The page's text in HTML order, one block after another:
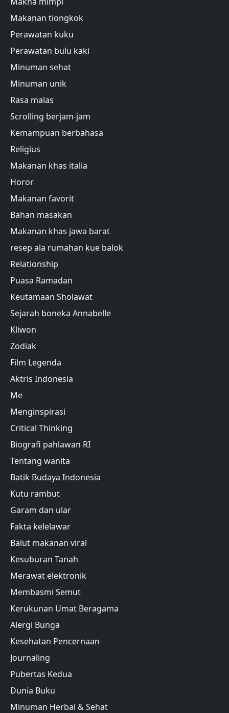
Makanan tiongkok
Perawatan kuku
Perawatan bulu kaki
Minuman sehat
Minuman unik
Rasa malas
Scrolling berjam-jam
Kemampuan berbahasa
Religius
Makanan khas italia
Horor
Makanan favorit
Bahan masakan
Makanan khas jawa barat
resep ala rumahan kue balok
Relationship
Puasa Ramadan
Keutamaan Sholawat
Sejarah boneka Annabelle
Kliwon
Zodiak
Film Legenda
Aktris Indonesia
Me
Menginspirasi
Critical Thinking
Biografi pahlawan RI
Tentang wanita
Batik Budaya Indonesia
Kutu rambut
Garam dan ular
Fakta kelelawar
Balut makanan viral
Kesuburan Tanah
Merawat elektronik
Membasmi Semut
Kerukunan Umat Beragama
Alergi Bunga
Kesehatan Pencernaan
Journaling
Pubertas Kedua
Dunia Buku
Minuman Herbal & Sehat